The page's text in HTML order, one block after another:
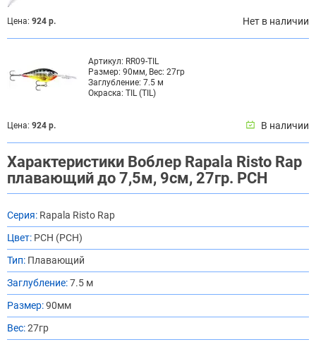
Цена: 924 р. Нет в наличии
Артикул: RR09-TIL
Размер: 90мм, Вес: 27гр
Заглубление: 7.5 м
Окраска: TIL (TIL)
Цена: 924 р. В наличии
Характеристики Воблер Rapala Risto Rap
плавающий до 7,5м, 9см, 27гр. PCH
Серия: Rapala Risto Rap
Цвет: PCH (PCH)
Тип: Плавающий
Заглубление:7.5 м
Размер:90мм
Вес:27гр